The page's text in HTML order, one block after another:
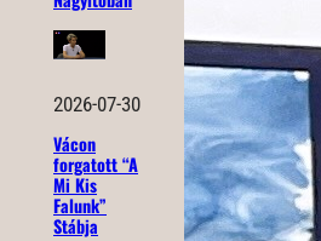
2026-07-30
Vácon
forgatott “A
Mi Kis
Falunk”
Stábja